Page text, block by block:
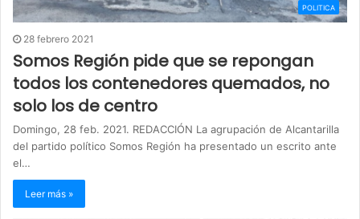
POLITICA
28 febrero 2021
Somos Región pide que se repongan
todos los contenedores quemados, no
solo los de centro
Domingo, 28 feb. 2021. REDACCIÓN La agrupación de Alcantarilla
del partido político Somos Región ha presentado un escrito ante
el…
Leer más »